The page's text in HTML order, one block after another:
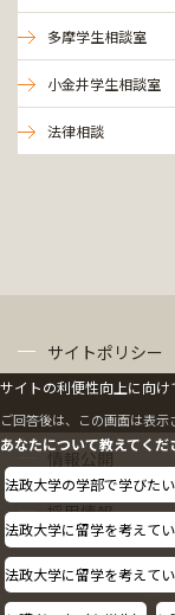
多摩学生相談室
小金井学生相談室
法律相談
サイトポリシー
情報公開
採用情報
教職員の方へ
サイトの利便性向上に向け
ご回答後は、この画面は表示
あなたについて教えてくだ
法政大学の学部で学びた
法政大学に留学を考えてい
法政大学に留学を考えてい